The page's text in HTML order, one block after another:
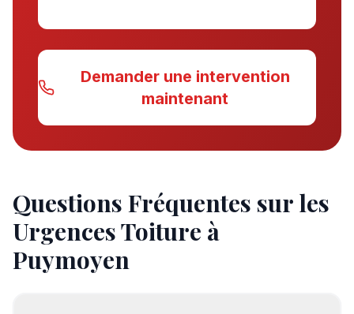
Demander une intervention
maintenant
Questions Fréquentes sur les
Urgences Toiture à
Puymoyen